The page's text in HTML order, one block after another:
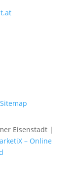
Sitemap
Eisenstadt |
– Online